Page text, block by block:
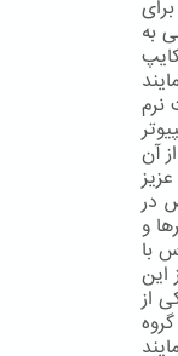
به
نرم
آن
در
و
با
این
از